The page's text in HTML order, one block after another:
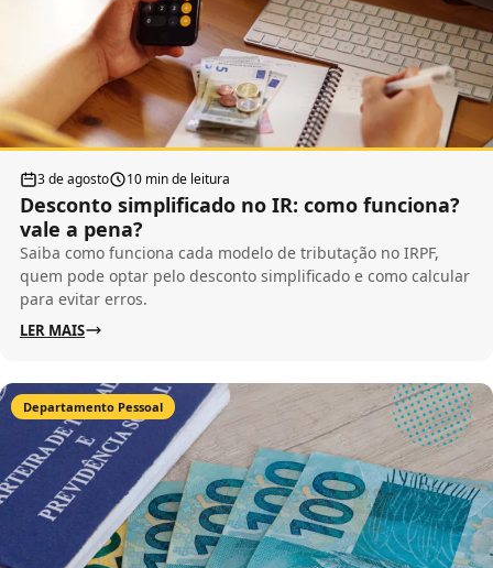
3 de agosto 10 min de leitura
Desconto simplificado no IR: como funciona?
vale a pena?
Saiba como funciona cada modelo de tributação no IRPF,
quem pode optar pelo desconto simplificado e como calcular
para evitar erros.
LER MAIS
Departamento Pessoal